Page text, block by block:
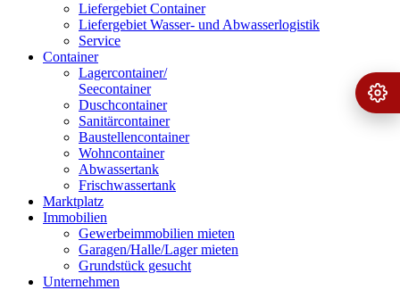
Liefergebiet Container
Liefergebiet Wasser- und Abwasserlogistik
Service
Container
Lagercontainer/
Seecontainer
Duschcontainer
Sanitärcontainer
Baustellencontainer
Wohncontainer
Abwassertank
Frischwassertank
Marktplatz
Immobilien
Gewerbeimmobilien mieten
Garagen/Halle/Lager mieten
Grundstück gesucht
Unternehmen
›